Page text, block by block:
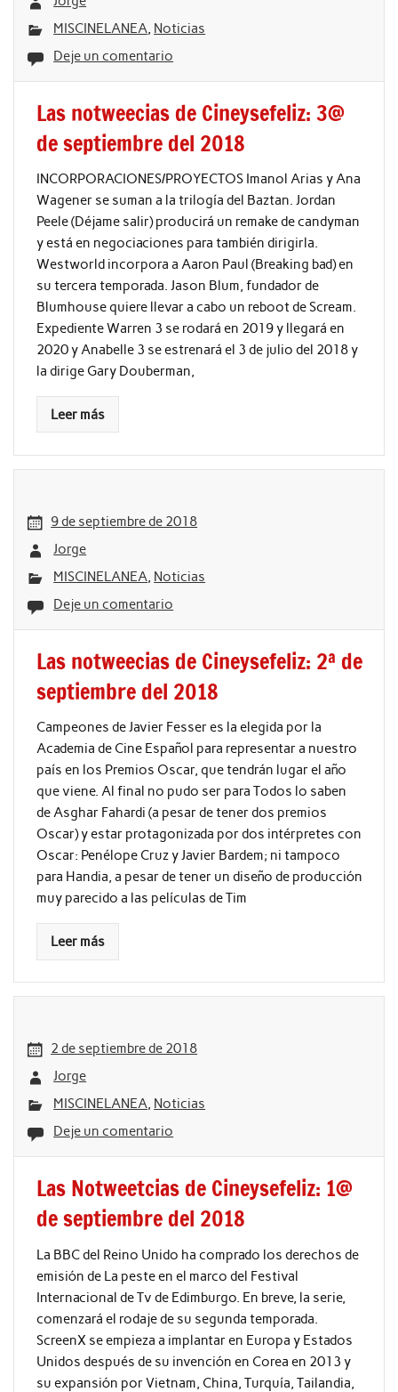
MISCINELANEA, Noticias
Deje un comentario
Las notweecias de Cineysefeliz: 3@
de septiembre del 2018
INCORPORACIONES/PROYECTOS Imanol Arias y Ana
Wagener se suman a la trilogía del Baztan. Jordan
Peele (Déjame salir) producirá un remake de candyman
y está en negociaciones para también dirigirla.
Westworld incorpora a Aaron Paul (Breaking bad) en
su tercera temporada. Jason Blum, fundador de
Blumhouse quiere llevar a cabo un reboot de Scream.
Expediente Warren 3 se rodará en 2019 y llegará en
2020 y Anabelle 3 se estrenará el 3 de julio del 2018 y
la dirige Gary Douberman,
Leer más
9 de septiembre de 2018
Jorge
MISCINELANEA, Noticias
Deje un comentario
Las notweecias de Cineysefeliz: 2ª de
septiembre del 2018
Campeones de Javier Fesser es la elegida por la
Academia de Cine Español para representar a nuestro
país en los Premios Oscar, que tendrán lugar el año
que viene. Al final no pudo ser para Todos lo saben
de Asghar Fahardi (a pesar de tener dos premios
Oscar) y estar protagonizada por dos intérpretes con
Oscar: Penélope Cruz y Javier Bardem; ni tampoco
para Handia, a pesar de tener un diseño de producción
muy parecido a las películas de Tim
Leer más
2 de septiembre de 2018
Jorge
MISCINELANEA, Noticias
Deje un comentario
Las Notweetcias de Cineysefeliz: 1@
de septiembre del 2018
La BBC del Reino Unido ha comprado los derechos de
emisión de La peste en el marco del Festival
Internacional de Tv de Edimburgo. En breve, la serie,
comenzará el rodaje de su segunda temporada.
ScreenX se empieza a implantar en Europa y Estados
Unidos después de su invención en Corea en 2013 y
su expansión por Vietnam, China, Turquía, Tailandia,